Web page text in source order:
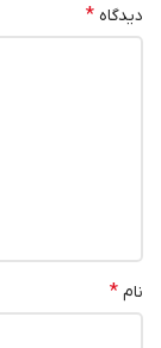
دیدگاه *
نام *